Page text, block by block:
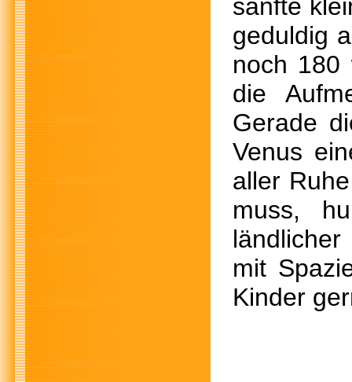
sanfte
geduldig
noch 180
die
Gerade
Venus
aller
muss,
mit
Kinder